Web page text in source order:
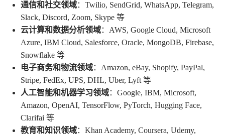
通信和社交领域：Twilio, SendGrid, WhatsApp, Telegram,
Slack, Discord, Zoom, Skype 等
云计算和数据分析领域：AWS, Google Cloud, Microsoft
Azure, IBM Cloud, Salesforce, Oracle, MongoDB, Firebase,
Snowflake 等
电子商务和物流领域：Amazon, eBay, Shopify, PayPal,
Stripe, FedEx, UPS, DHL, Uber, Lyft 等
人工智能和机器学习领域：Google, IBM, Microsoft,
Amazon, OpenAI, TensorFlow, PyTorch, Hugging Face,
Clarifai 等
教育和知识领域：Khan Academy, Coursera, Udemy,